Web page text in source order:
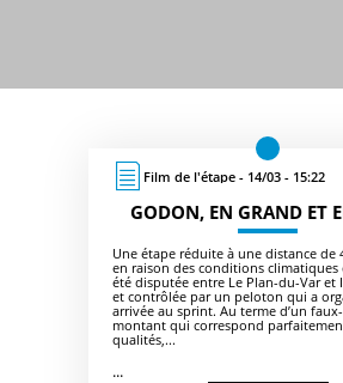
Film de l'étape - 14/03 - 15:22
GODON, EN GRAND ET
Une étape réduite à une distance de
en raison des conditions climatiques
été disputée entre Le Plan-du-Var et
et contrôlée par un peloton qui a
arrivée au sprint. Au terme d’un
montant qui correspond
qualités,...
...